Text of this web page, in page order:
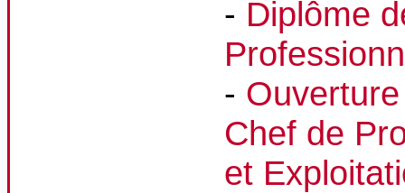
- Diplôme
-
Chef de
et